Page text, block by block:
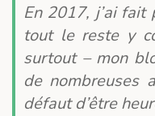
En 2017, j’ai fait
tout le reste y
surtout – mon
de nombreuses
défaut d’être